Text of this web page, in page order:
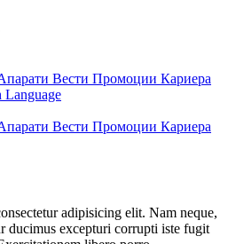
Вести Промоции Кариера
Language
Вести Промоции Кариера
adipisicing elit. Nam neque,
ducimus excepturi corrupti iste fugit